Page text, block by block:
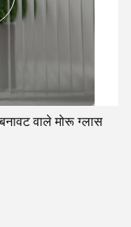
वाले मोरू ग्लास